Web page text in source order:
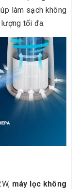
làm sạch không
lượng tối đa.
máy lọc không